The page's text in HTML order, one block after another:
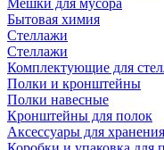
Мешки для мусора
Бытовая химия
Стеллажи
Стеллажи
Комплектующие для
Полки и кронштейны
Полки навесные
Кронштейны для полок
Аксессуары для